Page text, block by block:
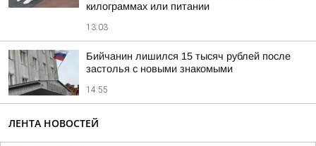
килограммах или питании
13:03
Бийчанин лишился 15 тысяч рублей после
застолья с новыми знакомыми
14:55
ЛЕНТА НОВОСТЕЙ